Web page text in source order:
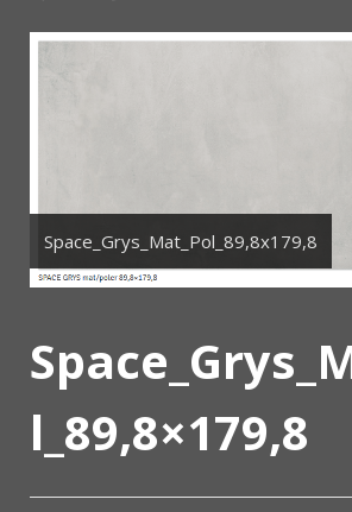
Space_Grys_Mat_Pol_89,8x179,8
l_89,8×179,8